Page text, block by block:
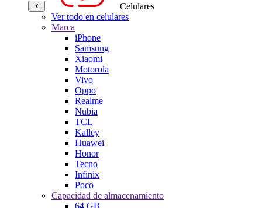
Celulares
Ver todo en celulares
Marca
iPhone
Samsung
Xiaomi
Motorola
Vivo
Oppo
Realme
Nubia
TCL
Kalley
Huawei
Honor
Tecno
Infinix
Poco
Capacidad de almacenamiento
64 GB